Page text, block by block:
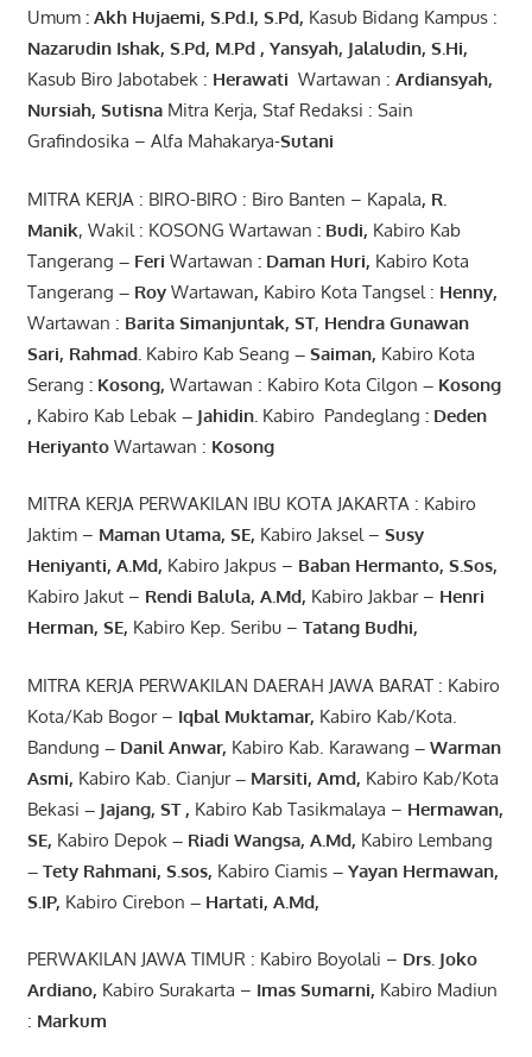
Umum : Akh Hujaemi, S.Pd.I, S.Pd, Kasub Bidang Kampus :
Nazarudin Ishak, S.Pd, M.Pd, Yansyah, Jalaludin, S.Hi,
Kasub Biro Jabotabek : Herawati Wartawan : Ardiansyah,
Nursiah, SutisnaMitra Kerja, Staf Redaksi : Sain
Grafindosika – Alfa Mahakarya-Sutani
MITRA KERJA : BIRO-BIRO : Biro Banten – Kapala, R.
Manik, Wakil : KOSONG Wartawan : Budi, Kabiro Kab
Tangerang – Feri Wartawan : Daman Huri, Kabiro Kota
Tangerang – RoyWartawan, Kabiro Kota Tangsel : Henny,
Wartawan : Barita Simanjuntak, ST, Hendra Gunawan
Sari, Rahmad. Kabiro Kab Seang – Saiman, Kabiro Kota
Serang : Kosong, Wartawan : Kabiro Kota Cilgon – Kosong
, Kabiro Kab Lebak– Jahidin. Kabiro Pandeglang : Deden
Heriyanto Wartawan : Kosong
MITRA KERJA PERWAKILAN IBU KOTA JAKARTA : Kabiro
Jaktim – Maman Utama, SE, Kabiro Jaksel – Susy
Heniyanti, A.Md, Kabiro Jakpus – Baban Hermanto, S.Sos,
Kabiro Jakut – Rendi Balula, A.Md, Kabiro Jakbar – Henri
Herman, SE, Kabiro Kep. Seribu – Tatang Budhi,
MITRA KERJA PERWAKILAN DAERAH JAWA BARAT : Kabiro
Kota/Kab Bogor – Iqbal Muktamar, Kabiro Kab/Kota.
Bandung – Danil Anwar, Kabiro Kab. Karawang –Warman
Asmi, Kabiro Kab. Cianjur– Marsiti, Amd, Kabiro Kab/Kota
Bekasi – Jajang, ST , Kabiro Kab Tasikmalaya – Hermawan,
SE, Kabiro Depok– Riadi Wangsa, A.Md, Kabiro Lembang
– Tety Rahmani, S.sos, Kabiro Ciamis– Yayan Hermawan,
S.IP, Kabiro Cirebon – Hartati, A.Md,
PERWAKILAN JAWA TIMUR : Kabiro Boyolali – Drs. Joko
Ardiano, Kabiro Surakarta – Imas Sumarni, Kabiro Madiun
: Markum